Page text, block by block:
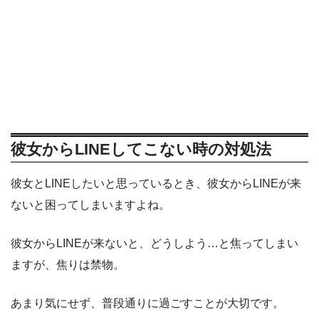
彼女からLINEしてこない時の対処法
彼女とLINEしたいと思っているとき、彼女からLINEが来
ないと困ってしまいますよね。
彼女からLINEが来ないと、どうしよう…と焦ってしまい
ますが、焦りは禁物。
あまり気にせず、普段通りに過ごすことが大切です。